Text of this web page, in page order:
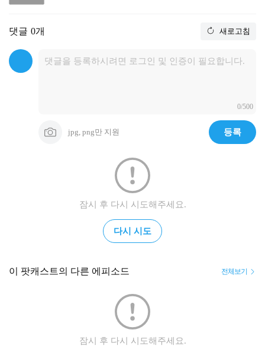
댓글 0개 새로고침
0/500
jpg, png만 지원 등록
잠시 후 다시 시도해주세요.
다시 시도
이 팟캐스트의 다른 에피소드 전체보기
잠시 후 다시 시도해주세요.